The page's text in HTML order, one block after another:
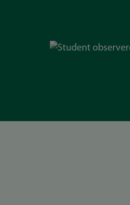
Bilde